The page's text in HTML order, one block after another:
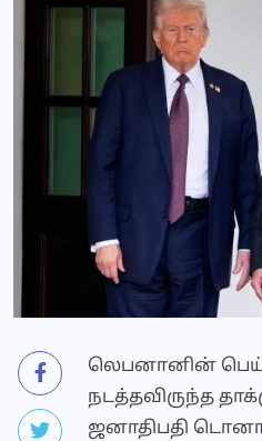
லெபனானின்
நடத்தவிருந்த
ஜனாதிபதி